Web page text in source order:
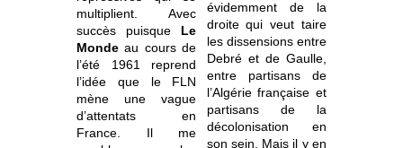
multiplient. Avec
succès puisque Le
Monde au cours de
l’été 1961 reprend
l’idée que le FLN
mène une vague
d’attentats en
France. Il me
évidemment de la
droite qui veut taire
les dissensions entre
Debré et de Gaulle,
entre partisans de
l’Algérie française et
partisans de la
décolonisation en
son sein. Mais il y en